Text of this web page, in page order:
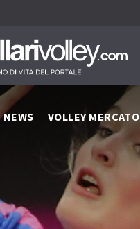
NEWS VOLLEY MERCATO